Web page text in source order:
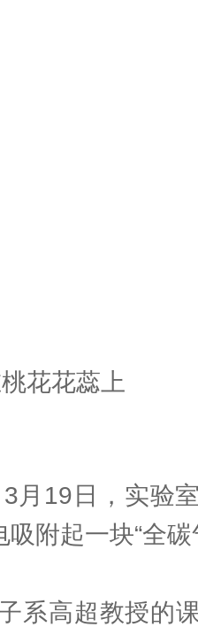
桃花花蕊上
，实验室的
附起一块“全
系高超教授的